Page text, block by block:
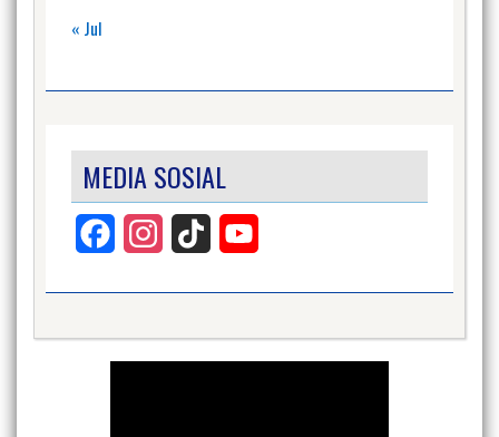
« Jul
MEDIA SOSIAL
Facebook InstagramTikTok